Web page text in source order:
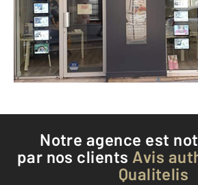
Envoyer un
Téléphoner à
Notre agence est
par nos clients Avis
Qualitelis